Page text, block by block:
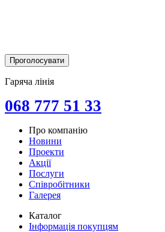
Гаряча лінія
068 777 51 33
Про компанію
Новини
Проекти
Акції
Послуги
Співробітники
Галерея
Каталог
Інформація покупцям